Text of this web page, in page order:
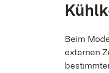
Beim
externen